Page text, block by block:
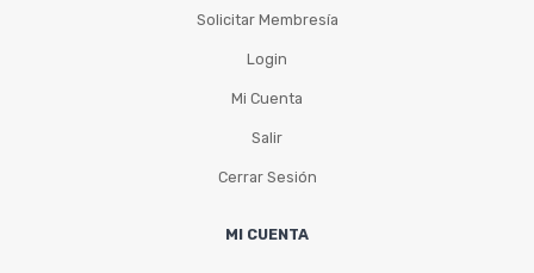
Solicitar Membresía
Login
Mi Cuenta
Salir
Cerrar Sesión
MI CUENTA